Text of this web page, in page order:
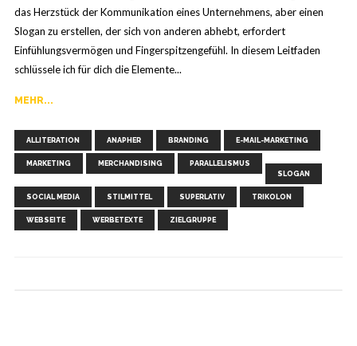
das Herzstück der Kommunikation eines Unternehmens, aber einen
Slogan zu erstellen, der sich von anderen abhebt, erfordert
Einfühlungsvermögen und Fingerspitzengefühl. In diesem Leitfaden
schlüssele ich für dich die Elemente...
MEHR...
ALLITERATION ANAPHER BRANDING E-MAIL-MARKETING
MARKETING MERCHANDISING PARALLELISMUS
SLOGAN
SOCIAL MEDIA STILMITTEL SUPERLATIV TRIKOLON
WEBSEITE WERBETEXTE ZIELGRUPPE